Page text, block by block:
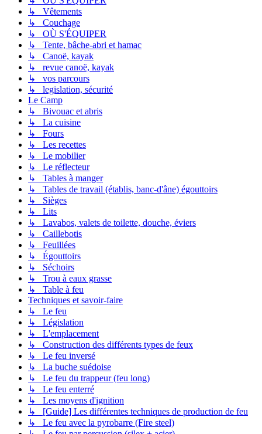
↳ Vêtements
↳ Couchage
↳ OÙ S'ÉQUIPER
↳ Tente, bâche-abri et hamac
↳ Canoë, kayak
↳ revue canoë, kayak
↳ vos parcours
↳ legislation, sécurité
Le Camp
↳ Bivouac et abris
↳ La cuisine
↳ Fours
↳ Les recettes
↳ Le mobilier
↳ Le réflecteur
↳ Tables à manger
↳ Tables de travail (établis, banc-d'âne) égouttoirs
↳ Sièges
↳ Lits
↳ Lavabos, valets de toilette, douche, éviers
↳ Caillebotis
↳ Feuillées
↳ Égouttoirs
↳ Séchoirs
↳ Trou à eaux grasse
↳ Table à feu
Techniques et savoir-faire
↳ Le feu
↳ Législation
↳ L'emplacement
↳ Construction des différents types de feux
↳ Le feu inversé
↳ La buche suédoise
↳ Le feu du trappeur (feu long)
↳ Le feu enterré
↳ Les moyens d'ignition
↳ [Guide] Les différentes techniques de production de feu
↳ Le feu avec la pyrobarre (Fire steel)